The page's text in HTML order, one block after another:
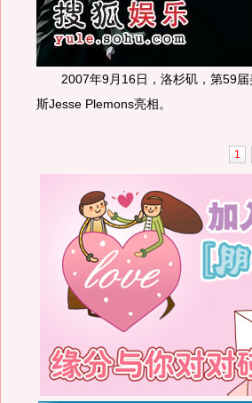
2007年9月16日，洛杉矶，第59届
斯Jesse Plemons亮相。
1